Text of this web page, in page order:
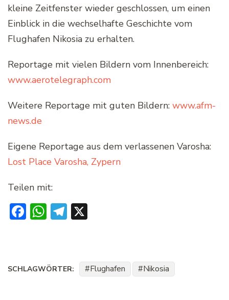
kleine Zeitfenster wieder geschlossen, um einen
Einblick in die wechselhafte Geschichte vom
Flughafen Nikosia zu erhalten.
Reportage mit vielen Bildern vom Innenbereich:
www.aerotelegraph.com
Weitere Reportage mit guten Bildern: www.afm-
news.de
Eigene Reportage aus dem verlassenen Varosha:
Lost Place Varosha, Zypern
Teilen mit:
Facebook
WhatsApp
Telegram
SCHLAGWÖRTER: Flughafen Nikosia